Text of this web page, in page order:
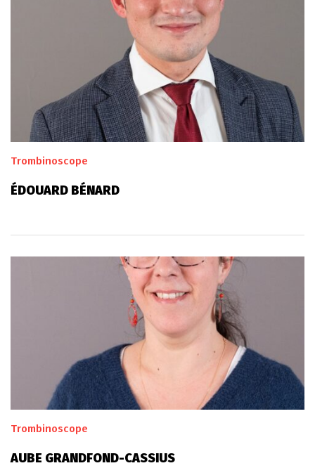
Trombinoscope
ÉDOUARD BÉNARD
Trombinoscope
AUBE GRANDFOND-CASSIUS